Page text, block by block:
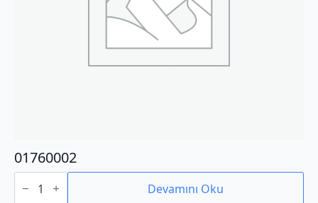
01760002
01760002
adet Devamını Oku